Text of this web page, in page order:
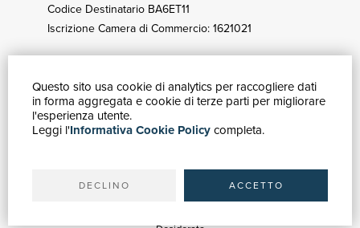
Questo sito usa cookie di analytics per raccogliere dati
in forma aggregata e cookie di terze parti per migliorare
l'esperienza utente.
Leggi l'Informativa Cookie Policycompleta.
DECLINO ACCETTO
Codice Destinatario BA6ET11
Iscrizione Camera di Commercio: 1621021
GUIDA ACQUISTI
Catalogo
Ricerca avanzata
Spedizioni